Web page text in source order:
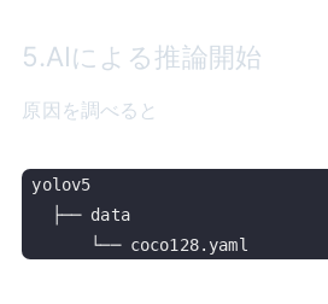
5.AIによる推論開始
原因を調べると
yolov5
  ├── data